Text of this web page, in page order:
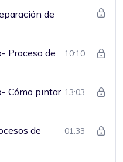
de
Proceso de
10:10
Cómo pintar 13:03
de
01:33